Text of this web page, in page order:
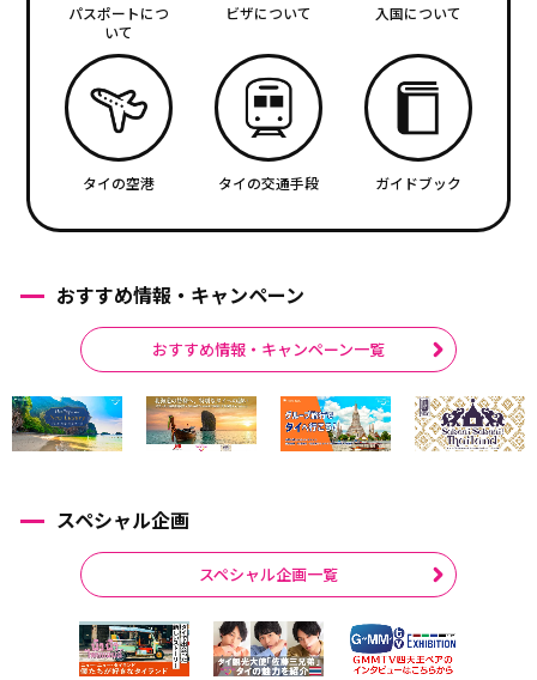
パスポートにつ
いて
ビザについて 入国について
タイの空港 タイの交通手段 ガイドブック
おすすめ情報・キャンペーン
おすすめ情報・キャンペーン一覧
スペシャル企画
スペシャル企画一覧